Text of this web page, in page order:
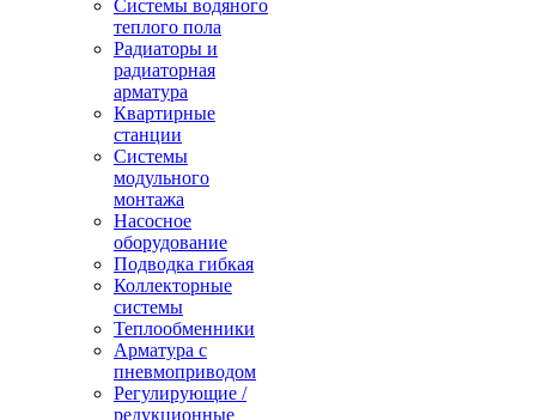
Системы водяного
теплого пола
Радиаторы и
радиаторная
арматура
Квартирные
станции
Системы
модульного
монтажа
Насосное
оборудование
Подводка гибкая
Коллекторные
системы
Теплообменники
Арматура с
пневмоприводом
Регулирующие /
редукционные